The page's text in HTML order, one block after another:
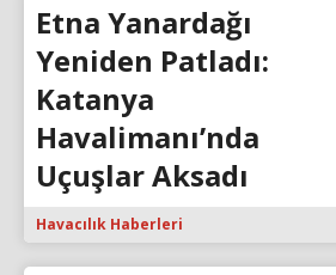
Etna Yanardağı
Yeniden Patladı:
Katanya
Havalimanı’nda
Uçuşlar Aksadı
Havacılık Haberleri